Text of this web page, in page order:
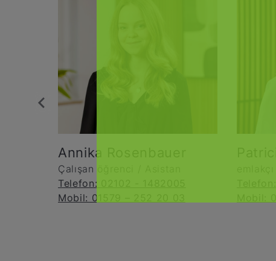
Annika Rosenbauer
Çalışan öğrenci / Asistan
Telefon: 02102 - 1482005
Mobil: 01579 – 252 20 03